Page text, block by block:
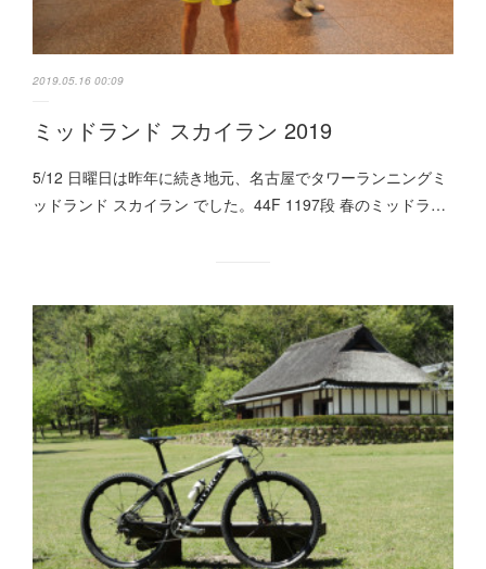
2019.05.16 00:09
ミッドランド スカイラン 2019
5/12 日曜日は昨年に続き地元、名古屋でタワーランニングミ
ッドランド スカイラン でした。44F 1197段 春のミッドラ…